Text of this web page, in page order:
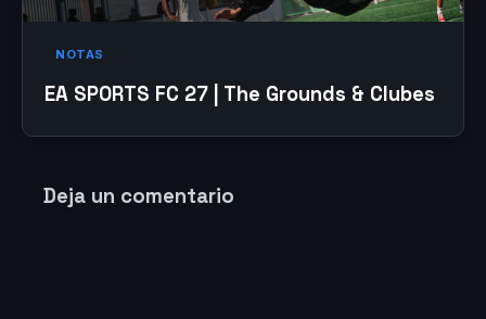
NOTAS
EA SPORTS FC 27 | The Grounds & Clubes
Deja un comentario